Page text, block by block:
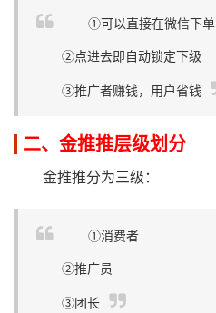
①可以直接在微信下单
②点进去即自动锁定下级
③推广者赚钱，用户省钱
二、 金推推层级划分
金推推分为三级：
①消费者
②推广员
③团长